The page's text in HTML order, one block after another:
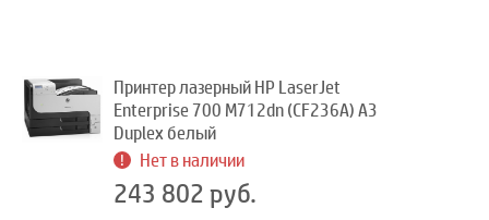
Принтер лазерный HP LaserJet
Enterprise 700 M712dn (CF236A) A3
Duplex белый
Нет в наличии
243 802 руб.